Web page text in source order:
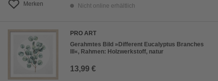
Merken Nicht online erhältlich
PRO ART
Gerahmtes Bild »Different Eucalyptus Branches
lll«, Rahmen: Holzwerkstoff, natur
13,99 €